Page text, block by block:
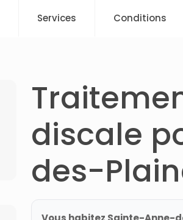
Services Conditions
discale
des-